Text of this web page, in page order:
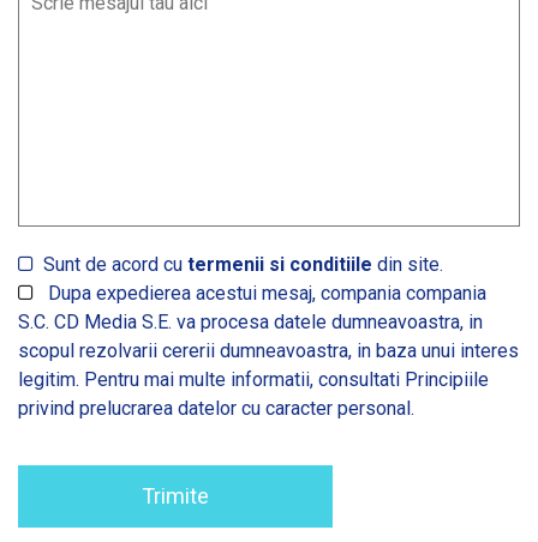
Sunt de acord cu termenii si conditiile din site.
Dupa expedierea acestui mesaj, compania compania
S.C. CD Media S.E. va procesa datele dumneavoastra, in
scopul rezolvarii cererii dumneavoastra, in baza unui interes
legitim. Pentru mai multe informatii, consultati Principiile
privind prelucrarea datelor cu caracter personal.
Trimite